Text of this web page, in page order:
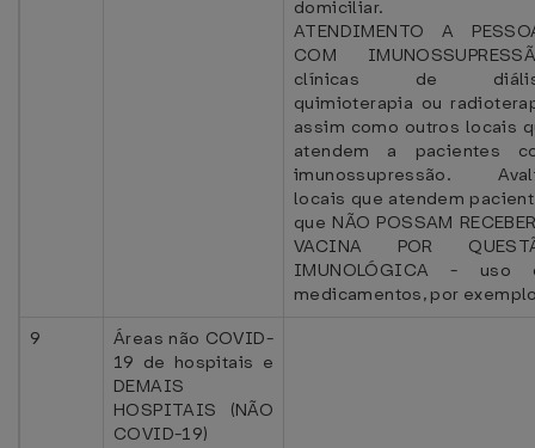
domiciliar.
ATENDIMENTO A
COM
clínicas de
quimioterapia ou
assim como outros locais
atendem a pacientes
imunossupressão.
locais que atendem
que NÃO POSSAM
VACINA POR
IMUNOLÓGICA - uso
medicamentos, por
9
Áreas não COVID-
19 de hospitais e
DEMAIS
HOSPITAIS (NÃO
COVID-19)